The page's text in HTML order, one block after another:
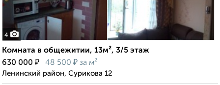
4
Комната в общежитии, 13м², 3/5 этаж
630 000 ₽ 48 500 ₽ за м²
Ленинский район, Сурикова 12